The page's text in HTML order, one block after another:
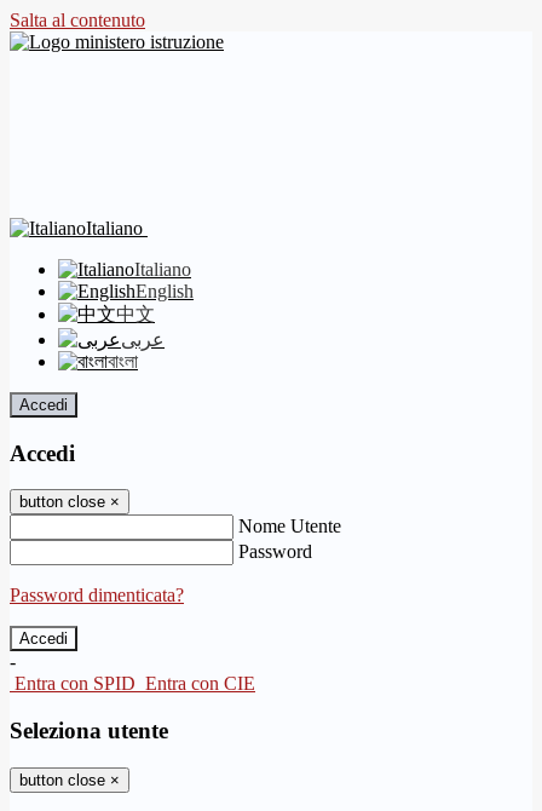
Salta al contenuto
Italiano
Italiano
English
中文
عربى
বাংলা
Accedi
Accedi
button close ×
Nome Utente
Password
Password dimenticata?
-
Entra con SPID Entra con CIE
Seleziona utente
button close ×